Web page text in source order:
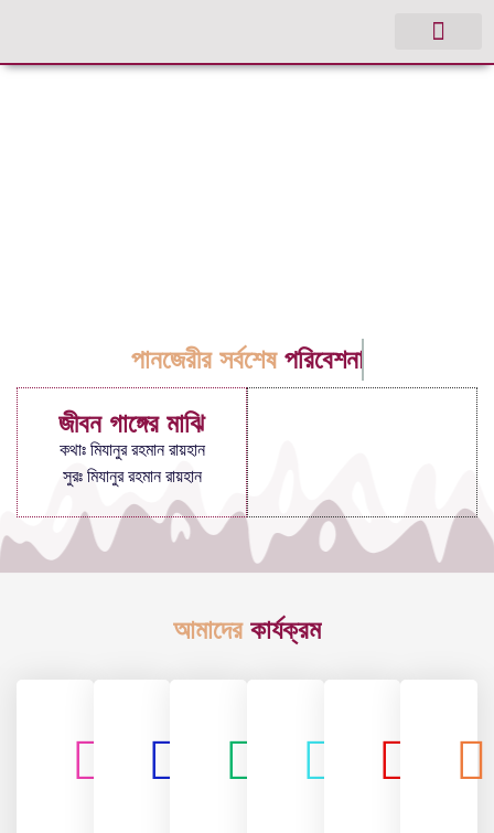
পানজেরীর সর্বশেষ পরিবেশনা
জীবন গাঙ্গের মাঝি
কথাঃ মিযানুর রহমান রায়হান
সুরঃ মিযানুর রহমান রায়হান
আমাদের কার্যক্রম